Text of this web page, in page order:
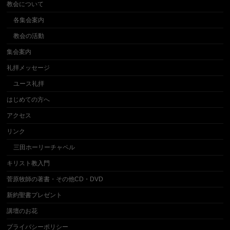
教会について
各集会案内
教会の活動
集会案内
礼拝メッセージ
ユース礼拝
はじめての方へ
アクセス
リンク
三田ホーリーチャペル
キリスト教入門
菅原牧師の著書・その他CD・DVD
新約聖書プレゼント
講壇のお花
プライバシーポリシー